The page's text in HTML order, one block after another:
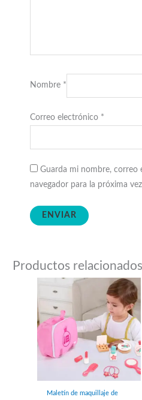
Nombre *
Correo electrónico *
Guarda mi nombre, correo
navegador para la próxima
Productos relacionados
Maletín de maquillaje de